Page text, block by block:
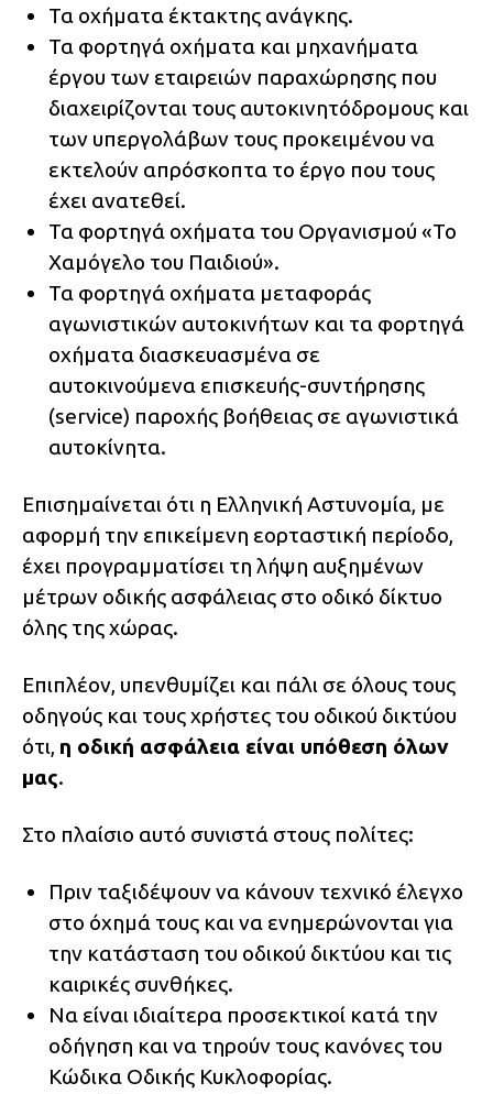
Τα οχήματα έκτακτης ανάγκης.
Τα φορτηγά οχήματα και μηχανήματα
έργου των εταιρειών παραχώρησης που
διαχειρίζονται τους αυτοκινητόδρομους και
των υπεργολάβων τους προκειμένου να
εκτελούν απρόσκοπτα το έργο που τους
έχει ανατεθεί.
Τα φορτηγά οχήματα του Οργανισμού «Το
Χαμόγελο του Παιδιού».
Τα φορτηγά οχήματα μεταφοράς
αγωνιστικών αυτοκινήτων και τα φορτηγά
οχήματα διασκευασμένα σε
αυτοκινούμενα επισκευής-συντήρησης
(service) παροχής βοήθειας σε αγωνιστικά
αυτοκίνητα.
Επισημαίνεται ότι η Ελληνική Αστυνομία, με
αφορμή την επικείμενη εορταστική περίοδο,
έχει προγραμματίσει τη λήψη αυξημένων
μέτρων οδικής ασφάλειας στο οδικό δίκτυο
όλης της χώρας.
Επιπλέον, υπενθυμίζει και πάλι σε όλους τους
οδηγούς και τους χρήστες του οδικού δικτύου
ότι, η οδική ασφάλεια είναι υπόθεση όλων
μας.
Στο πλαίσιο αυτό συνιστά στους πολίτες:
Πριν ταξιδέψουν να κάνουν τεχνικό έλεγχο
στο όχημά τους και να ενημερώνονται για
την κατάσταση του οδικού δικτύου και τις
καιρικές συνθήκες.
Να είναι ιδιαίτερα προσεκτικοί κατά την
οδήγηση και να τηρούν τους κανόνες του
Κώδικα Οδικής Κυκλοφορίας.